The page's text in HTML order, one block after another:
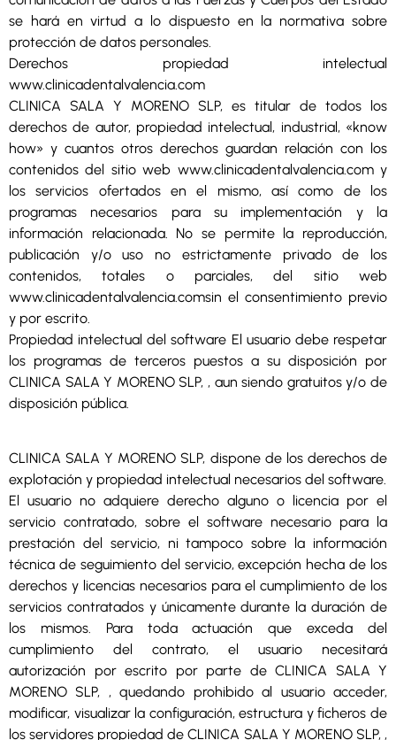
se hará en virtud a lo dispuesto en la normativa sobre
protección de datos personales.
Derechos propiedad intelectual
www.clinicadentalvalencia.com
CLINICA SALA Y MORENO SLP, es titular de todos los
derechos de autor, propiedad intelectual, industrial, «know
how» y cuantos otros derechos guardan relación con los
contenidos del sitio web www.clinicadentalvalencia.com y
los servicios ofertados en el mismo, así como de los
programas necesarios para su implementación y la
información relacionada. No se permite la reproducción,
publicación y/o uso no estrictamente privado de los
contenidos, totales o parciales, del sitio web
www.clinicadentalvalencia.comsin el consentimiento previo
y por escrito.
Propiedad intelectual del software El usuario debe respetar
los programas de terceros puestos a su disposición por
CLINICA SALA Y MORENO SLP, , aun siendo gratuitos y/o de
disposición pública.
CLINICA SALA Y MORENO SLP, dispone de los derechos de
explotación y propiedad intelectual necesarios del software.
El usuario no adquiere derecho alguno o licencia por el
servicio contratado, sobre el software necesario para la
prestación del servicio, ni tampoco sobre la información
técnica de seguimiento del servicio, excepción hecha de los
derechos y licencias necesarios para el cumplimiento de los
servicios contratados y únicamente durante la duración de
los mismos. Para toda actuación que exceda del
cumplimiento del contrato, el usuario necesitará
autorización por escrito por parte de CLINICA SALA Y
MORENO SLP, , quedando prohibido al usuario acceder,
modificar, visualizar la configuración, estructura y ficheros de
los servidores propiedad de CLINICA SALA Y MORENO SLP, ,